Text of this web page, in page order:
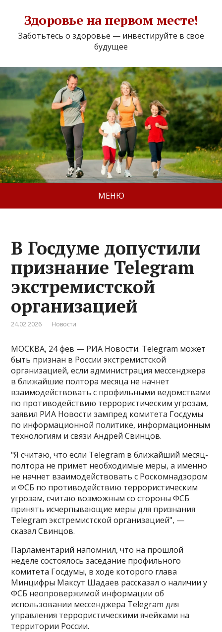
Здоровье на первом месте!
Заботьтесь о здоровье — инвестируйте в свое
будущее
МЕНЮ
В Госдуме допустили
признание Telegram
экстремистской
организацией
24.02.2026 Новости
МОСКВА, 24 фев — РИА Новости. Telegram может
быть признан в России экстремистской
организацией, если администрация мессенджера
в ближайшие полтора месяца не начнет
взаимодействовать с профильными ведомствами
по противодействию террористическим угрозам,
заявил РИА Новости зампред комитета Госдумы
по информационной политике, информационным
технологиям и связи Андрей Свинцов.
"Я считаю, что если Telegram в ближайший месяц-
полтора не примет необходимые меры, а именно
не начнет взаимодействовать с Роскомнадзором
и ФСБ по противодействию террористическим
угрозам, считаю возможным со стороны ФСБ
принять исчерпывающие меры для признания
Telegram экстремистской организацией", —
сказал Свинцов​​​.
Парламентарий напомнил, что на прошлой
неделе состоялось заседание профильного
комитета Госдумы, в ходе которого глава
Минцифры Максут Шадаев рассказал о наличии у
ФСБ неопровержимой информации об
использовании мессенджера Telegram для
управления террористическими ячейками на
территории России.